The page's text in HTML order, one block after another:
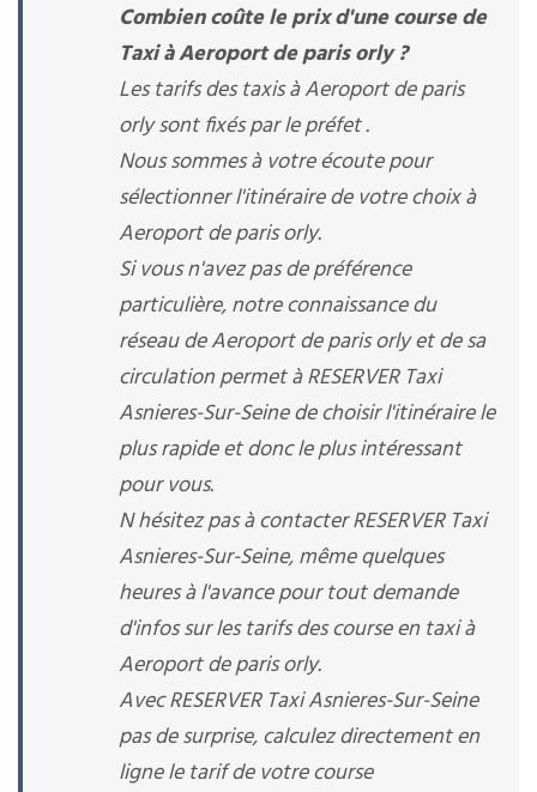
Combien coûte le prix d'une course de
Taxi à Aeroport de paris orly ?
Les tarifs des taxis à Aeroport de paris
orly sont fixés par le préfet .
Nous sommes à votre écoute pour
sélectionner l'itinéraire de votre choix à
Aeroport de paris orly.
Si vous n'avez pas de préférence
particulière, notre connaissance du
réseau de Aeroport de paris orly et de sa
circulation permet à RESERVER Taxi
Asnieres-Sur-Seine de choisir l'itinéraire le
plus rapide et donc le plus intéressant
pour vous.
N hésitez pas à contacter RESERVER Taxi
Asnieres-Sur-Seine, même quelques
heures à l'avance pour tout demande
d'infos sur les tarifs des course en taxi à
Aeroport de paris orly.
Avec RESERVER Taxi Asnieres-Sur-Seine
pas de surprise, calculez directement en
ligne le tarif de votre course